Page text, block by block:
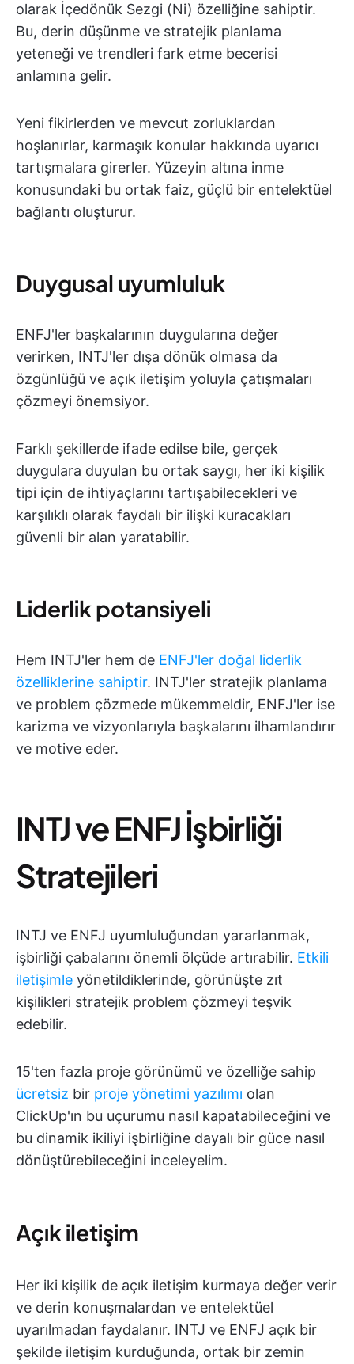
olarak İçedönük Sezgi (Ni) özelliğine sahiptir.
Bu, derin düşünme ve stratejik planlama
yeteneği ve trendleri fark etme becerisi
anlamına gelir.
Yeni fikirlerden ve mevcut zorluklardan
hoşlanırlar, karmaşık konular hakkında uyarıcı
tartışmalara girerler. Yüzeyin altına inme
konusundaki bu ortak faiz, güçlü bir entelektüel
bağlantı oluşturur.
Duygusal uyumluluk
ENFJ'ler başkalarının duygularına değer
verirken, INTJ'ler dışa dönük olmasa da
özgünlüğü ve açık iletişim yoluyla çatışmaları
çözmeyi önemsiyor.
Farklı şekillerde ifade edilse bile, gerçek
duygulara duyulan bu ortak saygı, her iki kişilik
tipi için de ihtiyaçlarını tartışabilecekleri ve
karşılıklı olarak faydalı bir ilişki kuracakları
güvenli bir alan yaratabilir.
Liderlik potansiyeli
Hem INTJ'ler hem de ENFJ'ler doğal liderlik
özelliklerine sahiptir. INTJ'ler stratejik planlama
ve problem çözmede mükemmeldir, ENFJ'ler ise
karizma ve vizyonlarıyla başkalarını ilhamlandırır
ve motive eder.
INTJ ve ENFJ İşbirliği
Stratejileri
INTJ ve ENFJ uyumluluğundan yararlanmak,
işbirliği çabalarını önemli ölçüde artırabilir. Etkili
iletişimle yönetildiklerinde, görünüşte zıt
kişilikleri stratejik problem çözmeyi teşvik
edebilir.
15'ten fazla proje görünümü ve özelliğe sahip
ücretsiz bir proje yönetimi yazılımı olan
ClickUp'ın bu uçurumu nasıl kapatabileceğini ve
bu dinamik ikiliyi işbirliğine dayalı bir güce nasıl
dönüştürebileceğini inceleyelim.
Açık iletişim
Her iki kişilik de açık iletişim kurmaya değer verir
ve derin konuşmalardan ve entelektüel
uyarılmadan faydalanır. INTJ ve ENFJ açık bir
şekilde iletişim kurduğunda, ortak bir zemin